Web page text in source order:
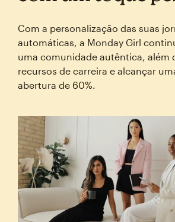
Com a personalização das suas
automáticas, a Monday Girl
uma comunidade autêntica, além
recursos de carreira e alcançar
abertura de 60%.